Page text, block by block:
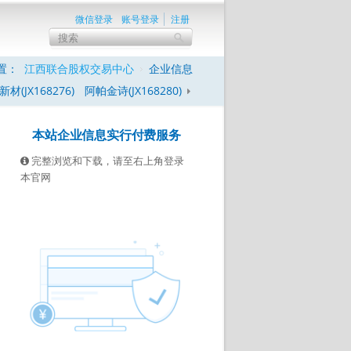
微信登录 账号登录 注册
： 江西联合股权交易中心
企业信息
材(JX168276)
阿帕金诗(JX168280)
本站企业信息实行付费服务
完整浏览和下载，请至右上角登录
本官网